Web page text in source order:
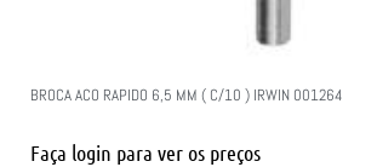
BROCA ACO RAPIDO 6,5 MM ( C/10 ) IRWIN 001264
Faça login para ver os preços